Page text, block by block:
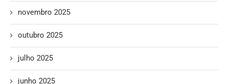
novembro 2025
outubro 2025
julho 2025
junho 2025